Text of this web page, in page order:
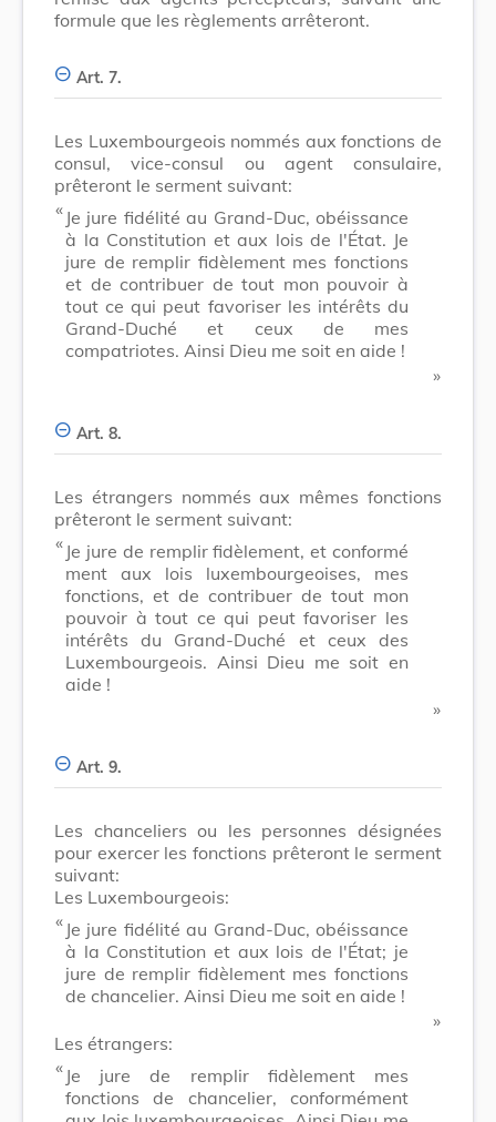
formule que les règlements arrêteront.
Art. 7.
Les Luxembourgeois nommés aux fonctions de
consul, vice-consul ou agent consulaire,
prêteront le serment suivant:
​ « Je jure fidélité au Grand-Duc, obéissance
à la Constitution et aux lois de l'État. Je
jure de remplir fidèlement mes fonctions
et de contribuer de tout mon pouvoir à
tout ce qui peut favoriser les intérêts du
Grand-Duché et ceux de mes
compatriotes. Ainsi Dieu me soit en aide !
​ »
Art. 8.
Les étrangers nommés aux mêmes fonctions
prêteront le serment suivant:
​ « Je jure de remplir fidèlement, et conformé
ment aux lois luxembourgeoises, mes
fonctions, et de contribuer de tout mon
pouvoir à tout ce qui peut favoriser les
intérêts du Grand-Duché et ceux des
Luxembourgeois. Ainsi Dieu me soit en
aide !
​ »
Art. 9.
Les chanceliers ou les personnes désignées
pour exercer les fonctions prêteront le serment
suivant:
Les Luxembourgeois:
​ « Je jure fidélité au Grand-Duc, obéissance
à la Constitution et aux lois de l'État; je
jure de remplir fidèlement mes fonctions
de chancelier. Ainsi Dieu me soit en aide !
​ »
Les étrangers:
​ « Je jure de remplir fidèlement mes
fonctions de chancelier, conformément